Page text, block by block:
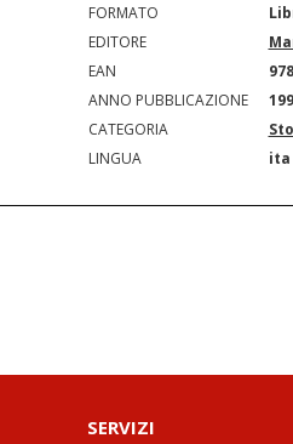
FORMATO
EDITORE
EAN
ANNO PUBBLICAZIONE
CATEGORIA
LINGUA
ita
SERVIZI